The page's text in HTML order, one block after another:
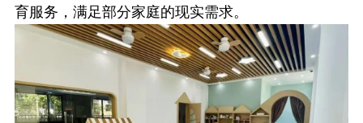
育服务，满足部分家庭的现实需求。